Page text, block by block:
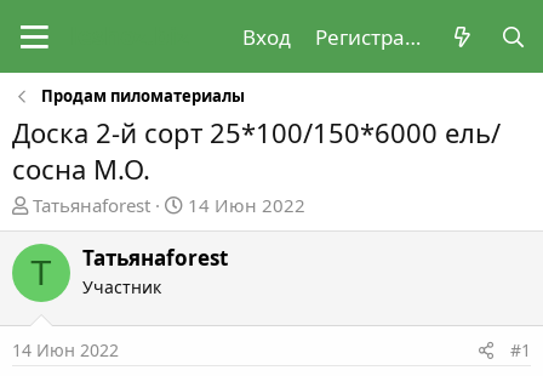
Вход Регистрация
Продам пиломатериалы
Доска 2-й сорт 25*100/150*6000 ель/
сосна М.О.
А
в
т
о
р
е
Татьянаforest
Д
а
т
а
14 Июн 2022
Т Татьянаforest
Участник
14 Июн 2022 #1